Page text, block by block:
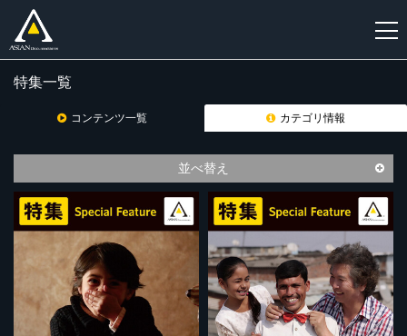
登
特集一覧
コンテンツ一覧 カテゴリ情報
並べ替え